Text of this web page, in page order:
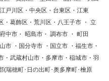
戸川区・中央区・台東区・江東
・葛飾区・荒川区・八王子市 ・ 立
中市・ 昭島市・ 調布市 ・ 町田
市 ・国分寺市 ・国立市 ・福生市・
・武蔵村山市・多摩市・稲城市・羽
(瑞穂町･日の出町･奥多摩町･檜原